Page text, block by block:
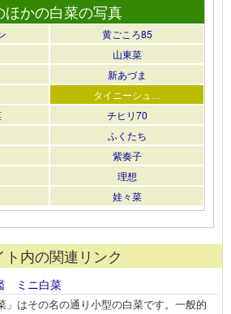
ほかの白菜の写真
黄ごころ85
山東菜
新あづま
タイニーシュ…
チヒリ70
ふくたち
紫奏子
理想
娃々菜
ト内の関連リンク
ミニ白菜
」はその名の通り小型の白菜です。一般的